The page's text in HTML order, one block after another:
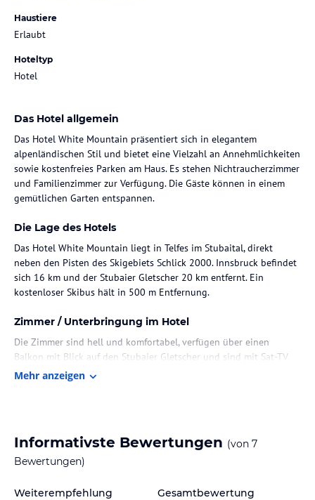
Haustiere
Erlaubt
Hoteltyp
Hotel
Das Hotel allgemein
Das Hotel White Mountain präsentiert sich in elegantem
alpenländischen Stil und bietet eine Vielzahl an Annehmlichkeiten
sowie kostenfreies Parken am Haus. Es stehen Nichtraucherzimmer
und Familienzimmer zur Verfügung. Die Gäste können in einem
gemütlichen Garten entspannen.
Die Lage des Hotels
Das Hotel White Mountain liegt in Telfes im Stubaital, direkt
neben den Pisten des Skigebiets Schlick 2000. Innsbruck befindet
sich 16 km und der Stubaier Gletscher 20 km entfernt. Ein
kostenloser Skibus hält in 500 m Entfernung.
Zimmer / Unterbringung im Hotel
Die Zimmer sind hell und komfortabel, verfügen über einen
Balkon mit Blick auf den Stubaier Gletscher und sind mit Sat-TV
sowie einem Badezimmer ausgestattet. WLAN ist in den
Im Restaurant des Hotels wird sowohl österreichische als auch
internationale Küche serviert.
Mehr anzeigen
Informativste Bewertungen (von 7
Bewertungen)
Weiterempfehlung Gesamtbewertung